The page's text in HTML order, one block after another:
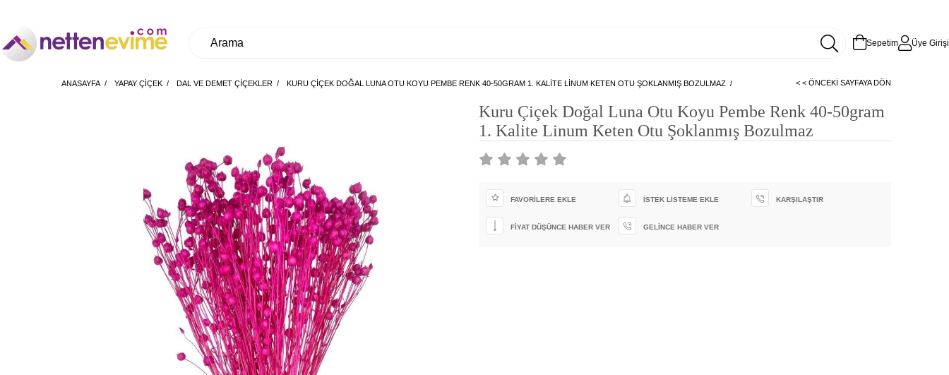
Sepetim Üye Girişi
ANASAYFA YAPAY ÇİÇEK DAL VE DEMET ÇİÇEKLER KURU ÇIÇEK DOĞAL LUNA OTU KOYU PEMBE RENK 40-50GRAM 1. KALITE LINUM KETEN OTU ŞOKLANMIŞ BOZULMAZ < < ÖNCEKI SAYFAYA DÖN
Kuru Çiçek Doğal Luna Otu Koyu Pembe Renk 40-50gram
1. Kalite Linum Keten Otu Şoklanmış Bozulmaz
FAVORILERE EKLE İSTEK LISTEME EKLE KARŞILAŞTIR
FIYAT DÜŞÜNCE HABER VER GELINCE HABER VER